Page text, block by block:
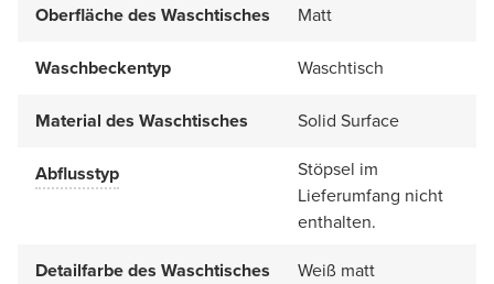
Oberfläche des Waschtisches Matt
Waschbeckentyp Waschtisch
Material des Waschtisches Solid Surface
Abflusstyp
Stöpsel im
Lieferumfang nicht
enthalten.
Detailfarbe des Waschtisches
Weiß matt